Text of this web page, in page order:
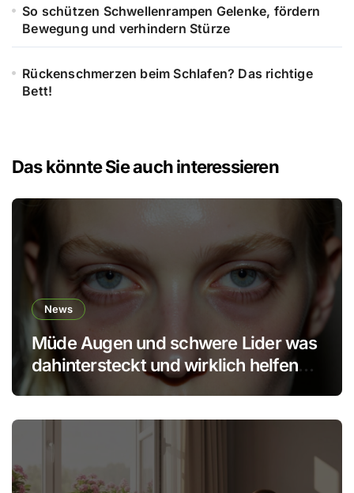
So schützen Schwellenrampen Gelenke, fördern
Bewegung und verhindern Stürze
Rückenschmerzen beim Schlafen? Das richtige
Bett!
Das könnte Sie auch interessieren
News
Müde Augen und schwere Lider was
dahintersteckt und wirklich helfen
kann